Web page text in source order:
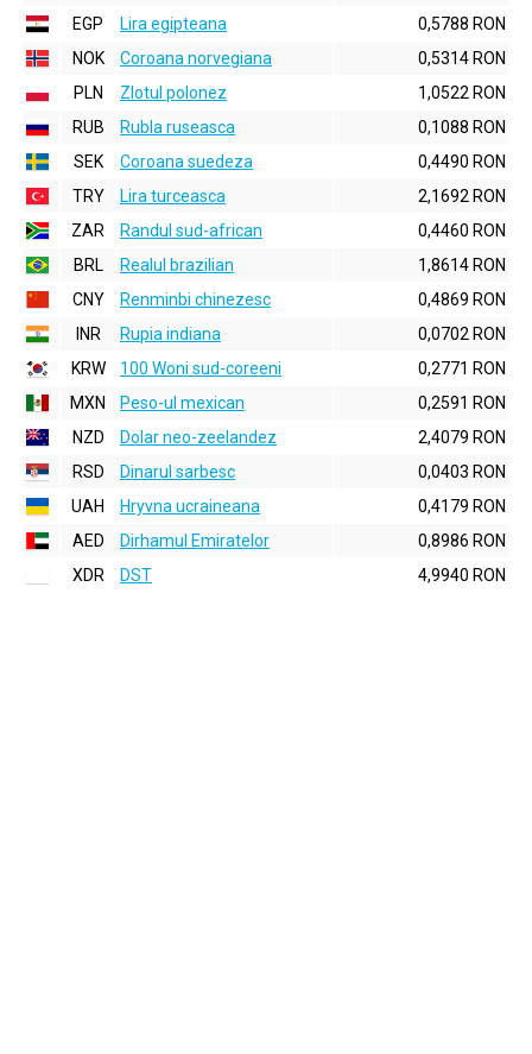
EGP
Lira egipteana
0,5788 RON
NOK
Coroana norvegiana
0,5314 RON
PLN
Zlotul polonez
1,0522 RON
RUB
Rubla ruseasca
0,1088 RON
SEK
Coroana suedeza
0,4490 RON
TRY
Lira turceasca
2,1692 RON
ZAR
Randul sud-african
0,4460 RON
BRL
Realul brazilian
1,8614 RON
CNY
Renminbi chinezesc
0,4869 RON
INR
Rupia indiana
0,0702 RON
KRW
100 Woni sud-coreeni
0,2771 RON
MXN
Peso-ul mexican
0,2591 RON
NZD
Dolar neo-zeelandez
2,4079 RON
RSD
Dinarul sarbesc
0,0403 RON
UAH
Hryvna ucraineana
0,4179 RON
AED
Dirhamul Emiratelor
0,8986 RON
XDR
DST 4,9940 RON